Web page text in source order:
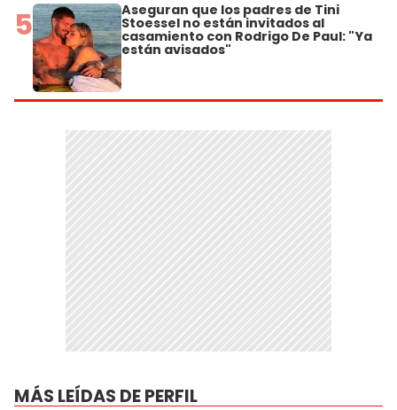
5 Aseguran que los padres de Tini
Stoessel no están invitados al
casamiento con Rodrigo De Paul: "Ya
están avisados"
MÁS LEÍDAS DE PERFIL